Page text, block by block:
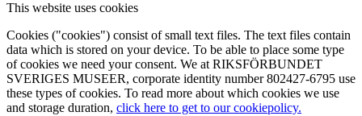
This website uses cookies
Cookies ("cookies") consist of small text files. The text files contain
data which is stored on your device. To be able to place some type
of cookies we need your consent. We at RIKSFÖRBUNDET
SVERIGES MUSEER, corporate identity number 802427-6795 use
these types of cookies. To read more about which cookies we use
and storage duration, click here to get to our cookiepolicy.